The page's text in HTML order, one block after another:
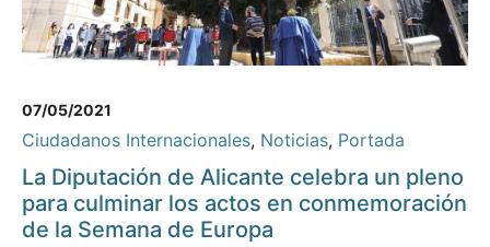
07/05/2021
Ciudadanos Internacionales, Noticias, Portada
La Diputación de Alicante celebra un pleno
para culminar los actos en conmemoración
de la Semana de Europa